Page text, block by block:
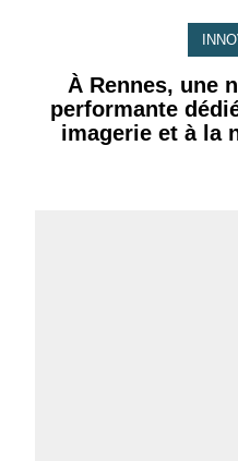
À Rennes, une
performante
imagerie et à la